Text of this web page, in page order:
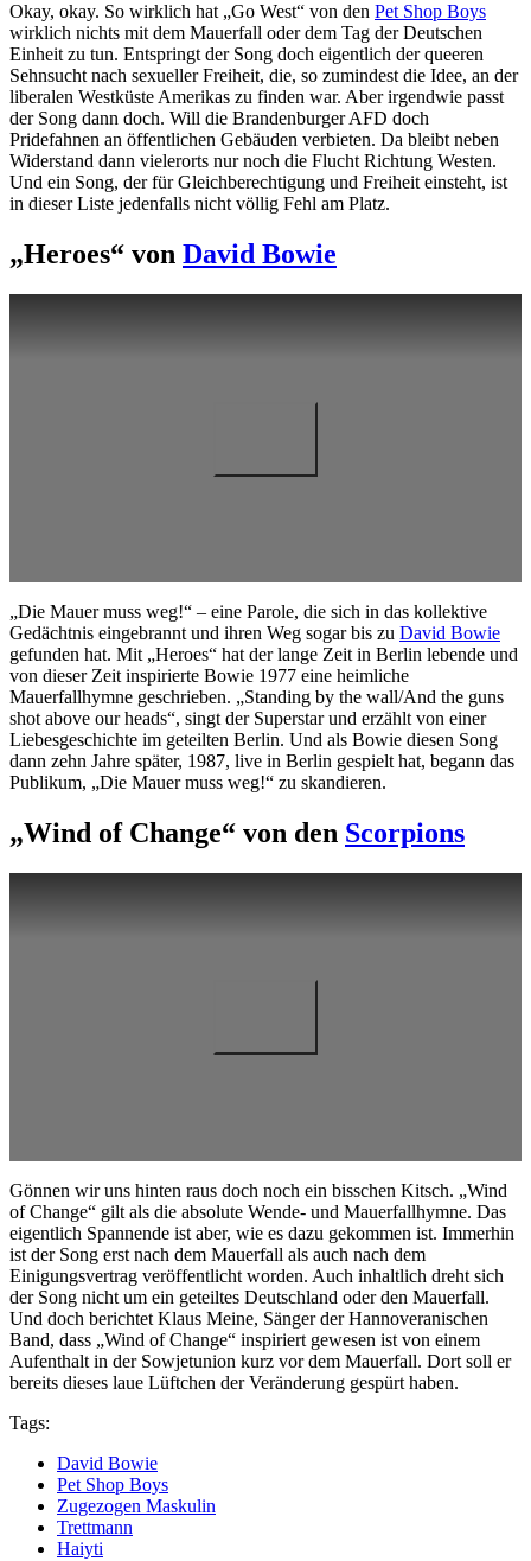
Okay, okay. So wirklich hat „Go West“ von den Pet Shop Boys
wirklich nichts mit dem Mauerfall oder dem Tag der Deutschen
Einheit zu tun. Entspringt der Song doch eigentlich der queeren
Sehnsucht nach sexueller Freiheit, die, so zumindest die Idee, an der
liberalen Westküste Amerikas zu finden war. Aber irgendwie passt
der Song dann doch. Will die Brandenburger AFD doch
Pridefahnen an öffentlichen Gebäuden verbieten. Da bleibt neben
Widerstand dann vielerorts nur noch die Flucht Richtung Westen.
Und ein Song, der für Gleichberechtigung und Freiheit einsteht, ist
in dieser Liste jedenfalls nicht völlig Fehl am Platz.
„Heroes“ von David Bowie
„Die Mauer muss weg!“ – eine Parole, die sich in das kollektive
Gedächtnis eingebrannt und ihren Weg sogar bis zu David Bowie
gefunden hat. Mit „Heroes“ hat der lange Zeit in Berlin lebende und
von dieser Zeit inspirierte Bowie 1977 eine heimliche
Mauerfallhymne geschrieben. „Standing by the wall/And the guns
shot above our heads“, singt der Superstar und erzählt von einer
Liebesgeschichte im geteilten Berlin. Und als Bowie diesen Song
dann zehn Jahre später, 1987, live in Berlin gespielt hat, begann das
Publikum, „Die Mauer muss weg!“ zu skandieren.
„Wind of Change“ von den Scorpions
Gönnen wir uns hinten raus doch noch ein bisschen Kitsch. „Wind
of Change“ gilt als die absolute Wende- und Mauerfallhymne. Das
eigentlich Spannende ist aber, wie es dazu gekommen ist. Immerhin
ist der Song erst nach dem Mauerfall als auch nach dem
Einigungsvertrag veröffentlicht worden. Auch inhaltlich dreht sich
der Song nicht um ein geteiltes Deutschland oder den Mauerfall.
Und doch berichtet Klaus Meine, Sänger der Hannoveranischen
Band, dass „Wind of Change“ inspiriert gewesen ist von einem
Aufenthalt in der Sowjetunion kurz vor dem Mauerfall. Dort soll er
bereits dieses laue Lüftchen der Veränderung gespürt haben.
Tags:
David Bowie
Pet Shop Boys
Zugezogen Maskulin
Trettmann
Haiyti